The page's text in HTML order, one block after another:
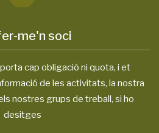
me'n soci
cap obligació ni quota, i et
de les activitats, la nostra
nostres grups de treball, si ho
desitges